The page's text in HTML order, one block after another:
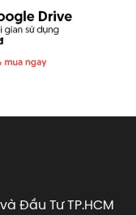
Đầu Tư TP.HCM